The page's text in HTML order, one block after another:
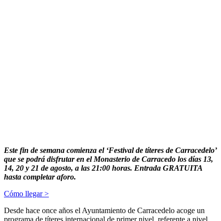
Este fin de semana comienza el ‘Festival de títeres de Carracedelo’
que se podrá disfrutar en el Monasterio de Carracedo los días 13,
14, 20 y 21 de agosto, a las 21:00 horas. Entrada GRATUITA
hasta completar aforo.
Cómo llegar >
Desde hace once años el Ayuntamiento de Carracedelo acoge un